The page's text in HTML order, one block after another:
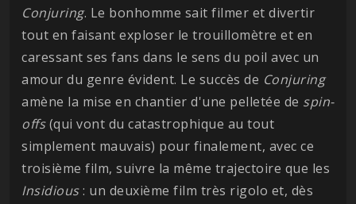
Conjuring. Le bonhomme sait filmer et divertir
tout en faisant exploser le trouillomètre et en
caressant ses fans dans le sens du poil avec un
amour du genre évident. Le succès de Conjuring
amène la mise en chantier d'une pelletée de spin-
offs(qui vont du catastrophique au tout
simplement mauvais) pour finalement, avec ce
troisième film, suivre la même trajectoire que les
Insidious: un deuxième film très rigolo et, dès